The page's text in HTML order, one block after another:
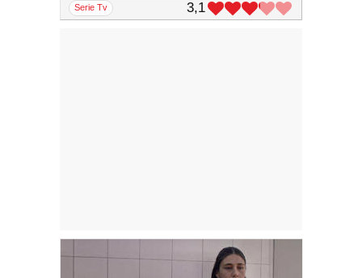
serie Tv 3,1